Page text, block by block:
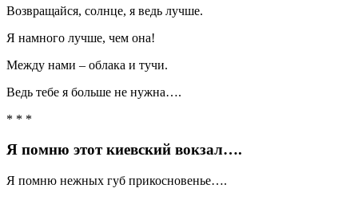
Возвращайся, солнце, я ведь лучше.
Я намного лучше, чем она!
Между нами – облака и тучи.
Ведь тебе я больше не нужна….
* * *
Я помню этот киевский вокзал….
Я помню нежных губ прикосновенье….